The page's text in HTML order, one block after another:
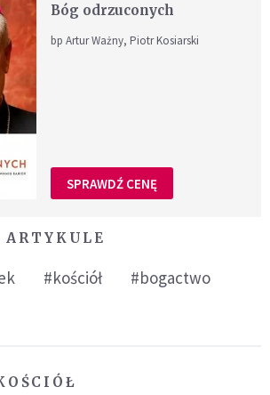
Bóg odrzuconych
bp Artur Ważny, Piotr Kosiarski
SPRAWDŹ CENĘ
#kościół
#bogactwo